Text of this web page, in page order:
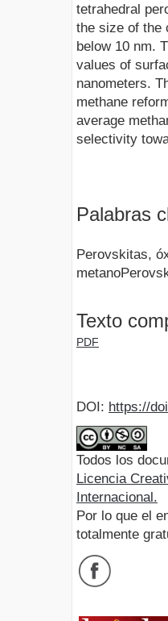
tetrahedral
the size of the
below 10 nm.
values of
nanometers.
methane
average
selectivity
Palabras
Perovskitas,
Texto
PDF
DOI: https://
Todos los
Licencia
Internacional.
Por lo que el
totalmente